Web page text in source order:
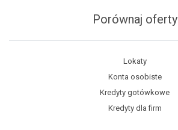
Porównaj oferty
Lokaty
Konta osobiste
Kredyty gotówkowe
Kredyty dla firm